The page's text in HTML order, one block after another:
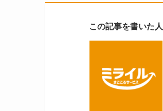
この記事を書いた人